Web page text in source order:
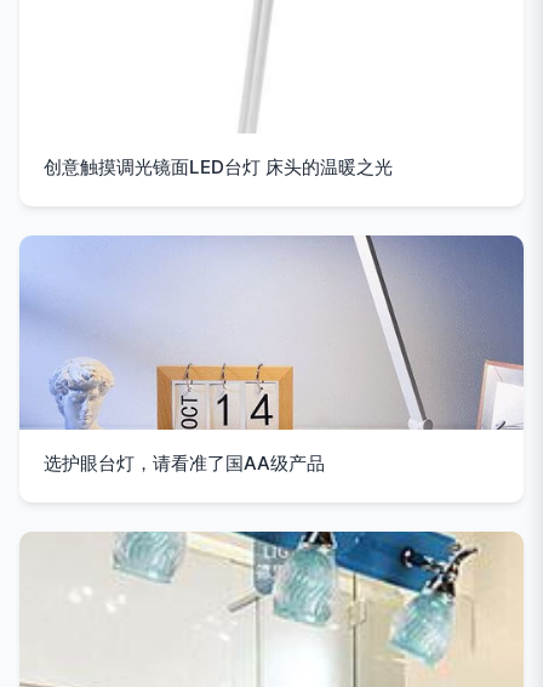
创意触摸调光镜面LED台灯 床头的温暖之光
选护眼台灯，请看准了国AA级产品